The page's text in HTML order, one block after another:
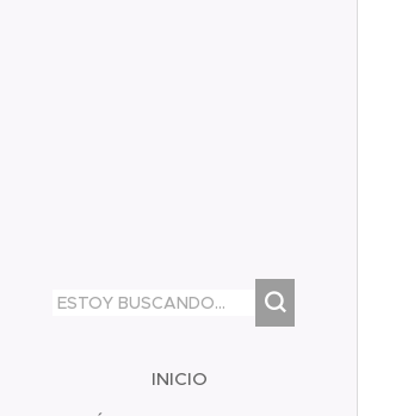
INICIO